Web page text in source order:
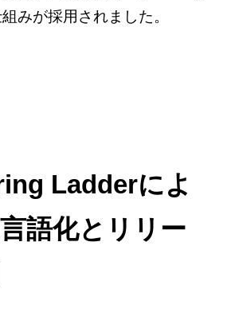
みが採用されました。
Ladderによ
語化とリリー